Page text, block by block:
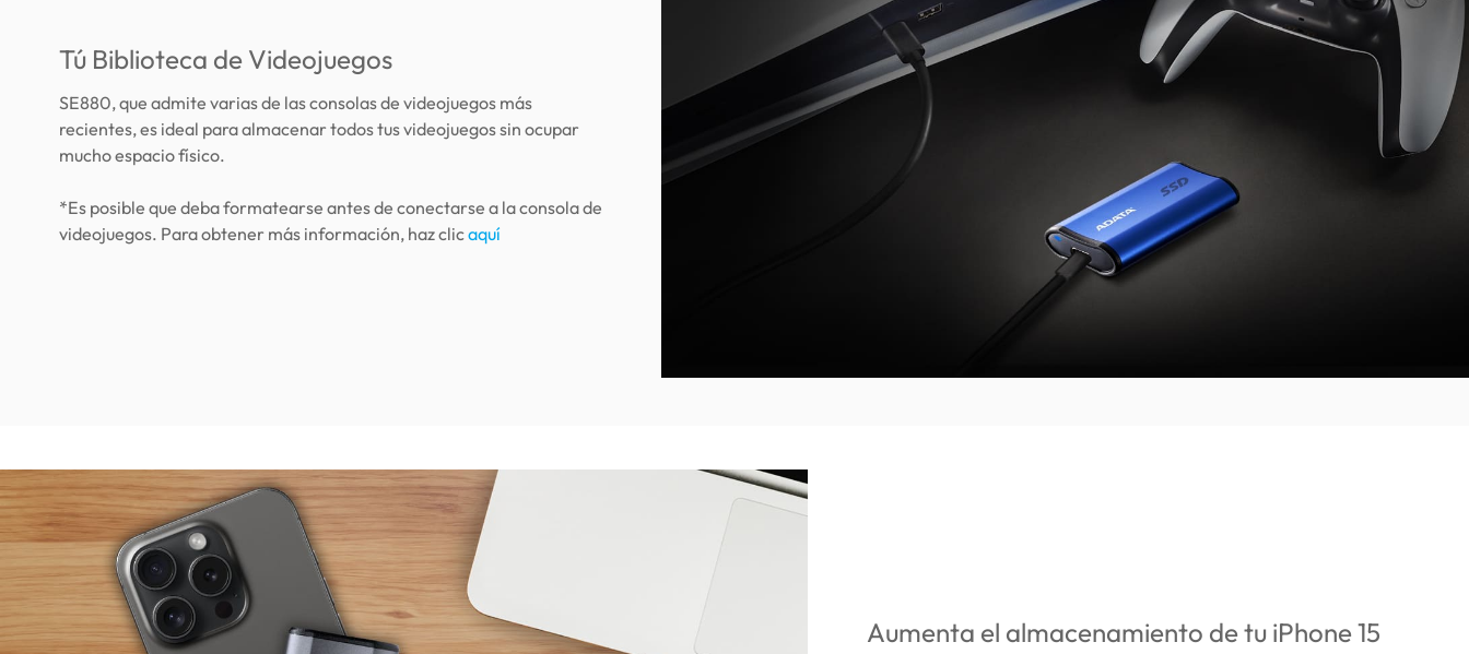
Tú Biblioteca de Videojuegos
SE880, que admite varias de las consolas de videojuegos más
recientes, es ideal para almacenar todos tus videojuegos sin ocupar
mucho espacio físico.
*Es posible que deba formatearse antes de conectarse a la consola de
videojuegos. Para obtener más información, haz clicaquí
Aumenta el almacenamiento de tu iPhone 15